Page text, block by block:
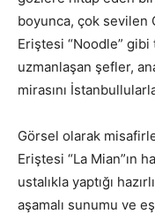
boyunca, çok sevilen
Eriştesi “Noodle”
uzmanlaşan şefler,
mirasını
Görsel olarak
Eriştesi “La Mian”ın
ustalıkla yaptığı
aşamalı sunumu ve